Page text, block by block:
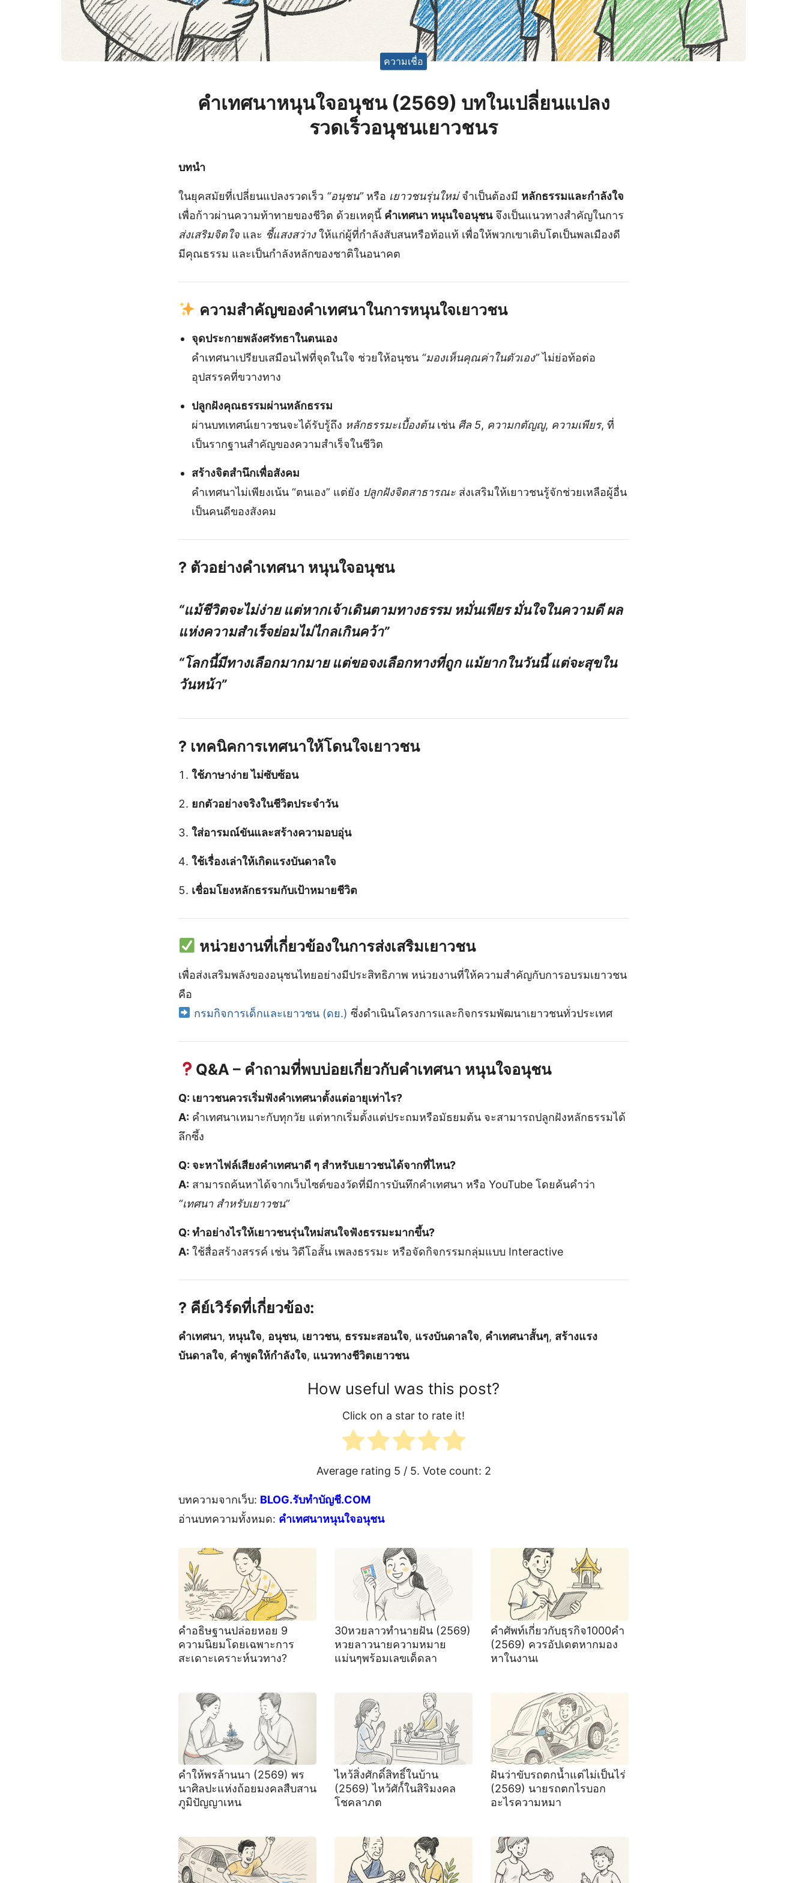
ความเชื่อ
คำเทศนาหนุนใจอนุชน (2569) บทในเปลี่ยนแปลง
รวดเร็วอนุชนเยาวชนร
บทนำ
ในยุคสมัยที่เปลี่ยนแปลงรวดเร็ว “อนุชน”หรือ เยาวชนรุ่นใหม่จำเป็นต้องมี หลักธรรมและกำลังใจ
เพื่อก้าวผ่านความท้าทายของชีวิต ด้วยเหตุนี้ คำเทศนา หนุนใจอนุชนจึงเป็นแนวทางสำคัญในการ
ส่งเสริมจิตใจ และ ชี้แสงสว่างให้แก่ผู้ที่กำลังสับสนหรือท้อแท้ เพื่อให้พวกเขาเติบโตเป็นพลเมืองดี
มีคุณธรรม และเป็นกำลังหลักของชาติในอนาคต
ความสำคัญของคำเทศนาในการหนุนใจเยาวชน
จุดประกายพลังศรัทธาในตนเอง
คำเทศนาเปรียบเสมือนไฟที่จุดในใจ ช่วยให้อนุชน “มองเห็นคุณค่าในตัวเอง”ไม่ย่อท้อต่อ
อุปสรรคที่ขวางทาง
ปลูกฝังคุณธรรมผ่านหลักธรรม
ผ่านบทเทศน์เยาวชนจะได้รับรู้ถึง หลักธรรมะเบื้องต้นเช่น ศีล 5, ความกตัญญู, ความเพียร, ที่
เป็นรากฐานสำคัญของความสำเร็จในชีวิต
สร้างจิตสำนึกเพื่อสังคม
คำเทศนาไม่เพียงเน้น “ตนเอง” แต่ยัง ปลูกฝังจิตสาธารณะส่งเสริมให้เยาวชนรู้จักช่วยเหลือผู้อื่น
เป็นคนดีของสังคม
? ตัวอย่างคำเทศนา หนุนใจอนุชน
“แม้ชีวิตจะไม่ง่าย แต่หากเจ้าเดินตามทางธรรม หมั่นเพียร มั่นใจในความดี ผล
แห่งความสำเร็จย่อมไม่ไกลเกินคว้า”
“โลกนี้มีทางเลือกมากมาย แต่ขอจงเลือกทางที่ถูก แม้ยากในวันนี้ แต่จะสุขใน
วันหน้า”
? เทคนิคการเทศนาให้โดนใจเยาวชน
ใช้ภาษาง่าย ไม่ซับซ้อน
ยกตัวอย่างจริงในชีวิตประจำวัน
ใส่อารมณ์ขันและสร้างความอบอุ่น
ใช้เรื่องเล่าให้เกิดแรงบันดาลใจ
เชื่อมโยงหลักธรรมกับเป้าหมายชีวิต
หน่วยงานที่เกี่ยวข้องในการส่งเสริมเยาวชน
เพื่อส่งเสริมพลังของอนุชนไทยอย่างมีประสิทธิภาพ หน่วยงานที่ให้ความสำคัญกับการอบรมเยาวชน
คือ
กรมกิจการเด็กและเยาวชน (ดย.) ซึ่งดำเนินโครงการและกิจกรรมพัฒนาเยาวชนทั่วประเทศ
Q&A – คำถามที่พบบ่อยเกี่ยวกับคำเทศนา หนุนใจอนุชน
Q: เยาวชนควรเริ่มฟังคำเทศนาตั้งแต่อายุเท่าไร?
A: คำเทศนาเหมาะกับทุกวัย แต่หากเริ่มตั้งแต่ประถมหรือมัธยมต้น จะสามารถปลูกฝังหลักธรรมได้
ลึกซึ้ง
Q: จะหาไฟล์เสียงคำเทศนาดี ๆ สำหรับเยาวชนได้จากที่ไหน?
A: สามารถค้นหาได้จากเว็บไซต์ของวัดที่มีการบันทึกคำเทศนา หรือ YouTube โดยค้นคำว่า
“เทศนา สำหรับเยาวชน”
Q: ทำอย่างไรให้เยาวชนรุ่นใหม่สนใจฟังธรรมะมากขึ้น?
A: ใช้สื่อสร้างสรรค์ เช่น วิดีโอสั้น เพลงธรรมะ หรือจัดกิจกรรมกลุ่มแบบ Interactive
? คีย์เวิร์ดที่เกี่ยวข้อง:
คำเทศนา, หนุนใจ, อนุชน, เยาวชน, ธรรมะสอนใจ, แรงบันดาลใจ, คำเทศนาสั้นๆ, สร้างแรง
บันดาลใจ, คำพูดให้กำลังใจ, แนวทางชีวิตเยาวชน
How useful was this post?
Click on a star to rate it!
Average rating 5 / 5. Vote count: 2
บทความจากเว็บ: BLOG.รับทำบัญชี.COM
อ่านบทความทั้งหมด: คำเทศนาหนุนใจอนุชน
คำอธิษฐานปล่อยหอย 9
ความนิยมโดยเฉพาะการ
สะเดาะเคราะห์นวทาง?
30หวยลาวทำนายฝัน (2569)
หวยลาวนายความหมาย
แม่นๆพร้อมเลขเด็ดลา
คําศัพท์เกี่ยวกับธุรกิจ1000คำ
(2569) ควรอัปเดตหากมอง
หาในงานเ
คำให้พรล้านนา (2569) พร
นาศิลปะแห่งถ้อยมงคลสืบสาน
ภูมิปัญญาเหน
ไหว้สิ่งศักดิ์สิทธิ์ในบ้าน
(2569) ไหว้ศัก์์ในสิริมงคล
โชคลาภต
ฝันว่าขับรถตกน้ำแต่ไม่เป็นไร่
(2569) นายรถตกไรบอก
อะไรความหมา